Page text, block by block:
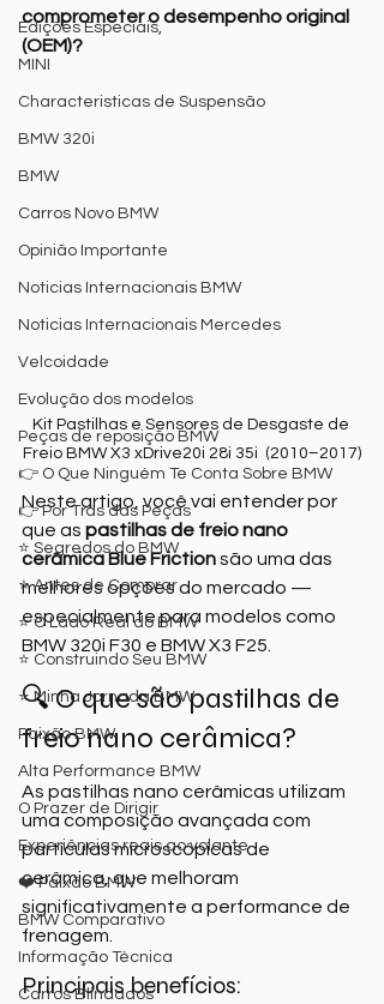
Edições Especiais,
MINI
Characteristicas de Suspensão
BMW 320i
BMW
Carros Novo BMW
Opinião Importante
Noticias Internacionais BMW
Noticias Internacionais Mercedes
Velcoidade
Evolução dos modelos
Peças de reposição BMW
👉 O Que Ninguém Te Conta Sobre BMW
👉 Por Trás das Peças
⭐ Segredos do BMW
⭐ Antes de Comprar
⭐ O Lado Real do BMW
⭐ Construindo Seu BMW
⭐ Minha Jornada BMW
Paixão BMW
Alta Performance BMW
O Prazer de Dirigir
Experiências reais ao volante
❤️ Paixão BMW
BMW Comparativo
Informação Técnica
Carros Blindados
comprometer o desempenho original
(OEM)?
Kit Pastilhas e Sensores de Desgaste de
Freio BMW X3 xDrive20i 28i 35i  (2010–2017)
Neste artigo, você vai entender por
que as pastilhas de freio nano
cerâmica Blue Friction são uma das
melhores opções do mercado —
especialmente para modelos como
BMW 320i F30 e BMW X3 F25.
🔍 O que são pastilhas de
freio nano cerâmica?
As pastilhas nano cerâmicas utilizam
uma composição avançada com
partículas microscópicas de
cerâmica, que melhoram
significativamente a performance de
frenagem.
Principais benefícios: